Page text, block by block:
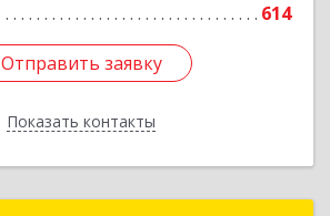
614
Отправить заявку
Показать контакты
Отправить заявку
Назад